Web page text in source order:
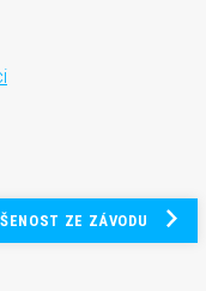
ZE ZÁVODU